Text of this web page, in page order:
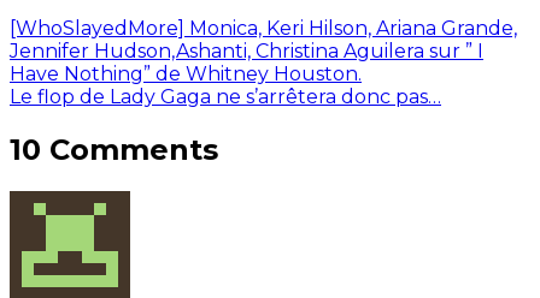
[WhoSlayedMore] Monica, Keri Hilson, Ariana Grande,
Jennifer Hudson,Ashanti, Christina Aguilera sur ” I
Have Nothing” de Whitney Houston.
Le flop de Lady Gaga ne s’arrêtera donc pas…
10 Comments